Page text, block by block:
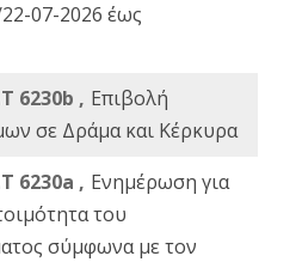
07-2026 έως
6230b , Επιβολή
σε Δράμα και Κέρκυρα
6230a , Ενημέρωση για
του
σύμφωνα με τον